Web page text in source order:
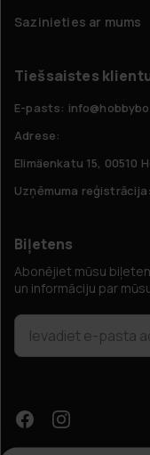
Sazinieties ar mums
Tiešsaistes
E-pasts:
Adrese:
Elimäenkatu 15, 00510
Uzņēmuma
Biļetens
Abonējiet mūsu
un informāciju par